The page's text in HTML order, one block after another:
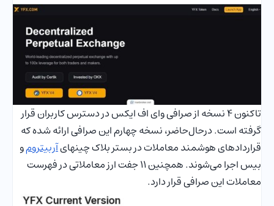
تاکنون 4 نسخه از صرافی وای اف ایکس در دسترس کاربران قرار
گرفته است. درحال‌حاضر، نسخه چهارم این صرافی ارائه شده که
قراردادهای هوشمند معاملات در بستر بلاک چینهایآربیترومو
بیس اجرا می‌شوند. همچنین 11 جفت ارز معاملاتی در فهرست
معاملات این صرافی قرار دارد.